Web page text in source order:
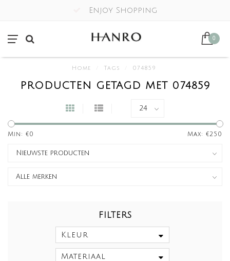
Enjoy Shopping
0
Home Tags 074859
PRODUCTEN GETAGD MET 074859
Min: €0 Max: €250
FILTERS
Kleur
Materiaal